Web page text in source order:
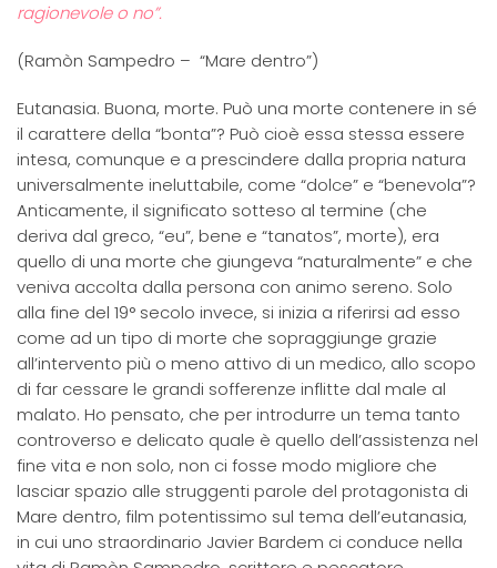
ragionevole o no”.
(Ramòn Sampedro – “Mare dentro”)
Eutanasia. Buona, morte. Può una morte contenere in sé
il carattere della “bonta”? Può cioè essa stessa essere
intesa, comunque e a prescindere dalla propria natura
universalmente ineluttabile, come “dolce” e “benevola”?
Anticamente, il significato sotteso al termine (che
deriva dal greco, “eu”, bene e “tanatos”, morte), era
quello di una morte che giungeva “naturalmente” e che
veniva accolta dalla persona con animo sereno. Solo
alla fine del 19° secolo invece, si inizia a riferirsi ad esso
come ad un tipo di morte che sopraggiunge grazie
all’intervento più o meno attivo di un medico, allo scopo
di far cessare le grandi sofferenze inflitte dal male al
malato. Ho pensato, che per introdurre un tema tanto
controverso e delicato quale è quello dell’assistenza nel
fine vita e non solo, non ci fosse modo migliore che
lasciar spazio alle struggenti parole del protagonista di
Mare dentro, film potentissimo sul tema dell’eutanasia,
in cui uno straordinario Javier Bardem ci conduce nella